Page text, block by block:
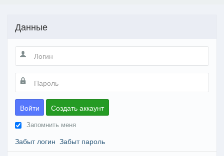
Данные
Войти Создать аккаунт
Запомнить меня
Забыт логин Забыт пароль